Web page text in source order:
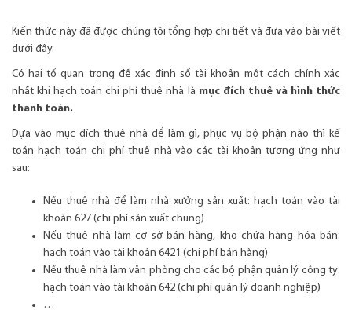
Kiến thức này đã được chúng tôi tổng hợp chi tiết và đưa vào bài viết
dưới đây.
Có hai tố quan trọng để xác định số tài khoản một cách chính xác
nhất khi hạch toán chi phí thuê nhà là mục đích thuê và hình thức
thanh toán.
Dựa vào mục đích thuê nhà để làm gì, phục vụ bộ phận nào thì kế
toán hạch toán chi phí thuê nhà vào các tài khoản tương ứng như
sau:
Nếu thuê nhà để làm nhà xưởng sản xuất: hạch toán vào tài
khoản 627 (chi phí sản xuất chung)
Nếu thuê nhà làm cơ sở bán hàng, kho chứa hàng hóa bán:
hạch toán vào tài khoản 6421 (chi phí bán hàng)
Nếu thuê nhà làm văn phòng cho các bộ phận quản lý công ty:
hạch toán vào tài khoản 642 (chi phí quản lý doanh nghiệp)
…